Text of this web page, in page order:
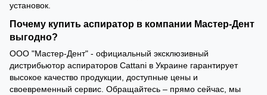
установок.
Почему купить аспиратор в компании Мастер-Дент
выгодно?
ООО "Мастер-Дент" - официальный эксклюзивный
дистрибьютор аспираторов Cattani в Украине гарантирует
высокое качество продукции, доступные цены и
своевременный сервис. Обращайтесь – прямо сейчас, мы